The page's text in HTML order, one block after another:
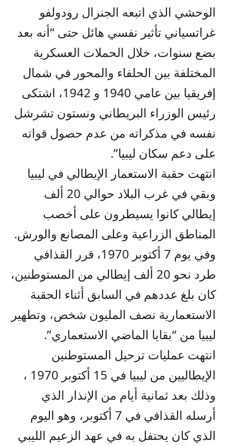
الوحشي الذي اتبعه الجنرال رودولفو
غراتسياني تأثير نفسي هائل حتى “أنه بعد
بضع سنوات، خلال الحملات العسكرية
المختلفة بين الحلفاء والمحور في شمال
إفريقيا بين عامي 1940 و 1942، اشتكى
رئيس الوزراء البريطاني ونستون تشرشل
نفسه في مذكراته من عدم حصول قواته
على دعم سكان ليبيا”.
انتهت حقبة الاستعمار الإيطالي في ليبيا
وبقي في غرب البلاد حوالي 20 ألف
إيطالي كانوا يسيطرون على أخصب
المناطق الزراعية وعلى المصانع والورش.
وفي يوم 7 أكتوبر 1970، قرر القذافي
طرد نحو 20 ألف إيطالي من المستوطنين،
كان بلغ عددهم في السابق أثناء الحقبة
الاستعمارية نصف المليون شخص، وتطهير
ليبيا من “بقايا الماضي الاستعماري”.
انتهت عمليات ترحيل المستوطنين
الإيطاليين من ليبيا في 15 أكتوبر 1970 ،
وذلك بعد ثمانية أيام من الإنذار الذي
أرسله القذافي في 7 أكتوبر، وهو اليوم
الذي كان يحتفل به في عهد الزعيم الليبي